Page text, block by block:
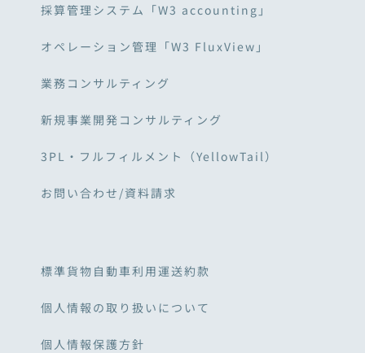
採算管理システム「W3 accounting」
オペレーション管理「W3 FluxView」
業務コンサルティング
新規事業開発コンサルティング
3PL・フルフィルメント（YellowTail）
お問い合わせ/資料請求
標準貨物自動車利用運送約款
個人情報の取り扱いについて
個人情報保護方針